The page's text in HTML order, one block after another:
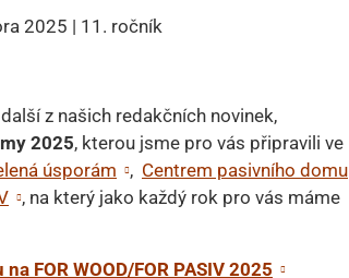
2025 | 11. ročník
z našich redakčních novinek,
2025, kterou jsme pro vás připravili ve
úsporám , Centrem pasivního domu
, na který jako každý rok pro vás máme
FOR WOOD/FOR PASIV 2025